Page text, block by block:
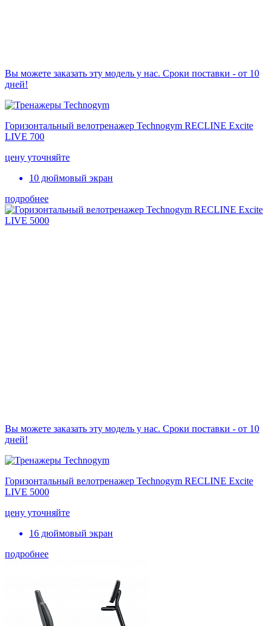
Вы можете заказать эту модель у нас. Сроки поставки - от 10
дней!
Горизонтальный велотренажер Technogym RECLINE Excite
LIVE 700
цену уточняйте
10 дюймовый экран
подробнее
Вы можете заказать эту модель у нас. Сроки поставки - от 10
дней!
Горизонтальный велотренажер Technogym RECLINE Excite
LIVE 5000
цену уточняйте
16 дюймовый экран
подробнее